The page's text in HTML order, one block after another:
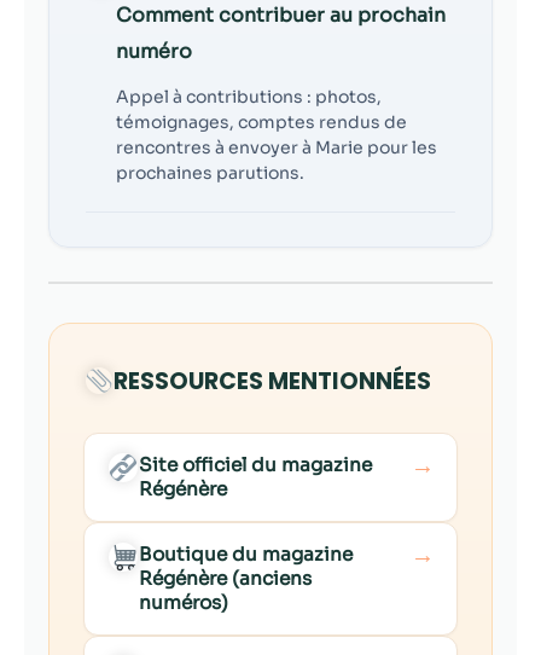
Comment contribuer au prochain
numéro
Appel à contributions : photos,
témoignages, comptes rendus de
rencontres à envoyer à Marie pour les
prochaines parutions.
RESSOURCES MENTIONNÉES
Site officiel du magazine
Régénère
→
Boutique du magazine
Régénère (anciens
numéros)
→